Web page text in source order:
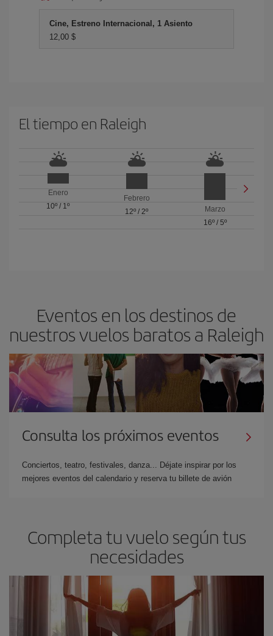
Cine, Estreno Internacional, 1 Asiento
12,00 $
El tiempo en Raleigh
Enero
10º / 1º
Febrero
12º / 2º
Marzo
16º/ 5º
Eventos en los destinos de
nuestros vuelos baratos a Raleigh
Consulta los próximos eventos
Conciertos, teatro, festivales, danza... Déjate inspirar por los
mejores eventos del calendario y reserva tu billete de avión
Completa tu vuelo según tus
necesidades